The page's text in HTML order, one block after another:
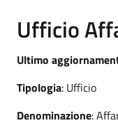
Ufficio
Ultimo
Tipologia: Ufficio
Denominazione: